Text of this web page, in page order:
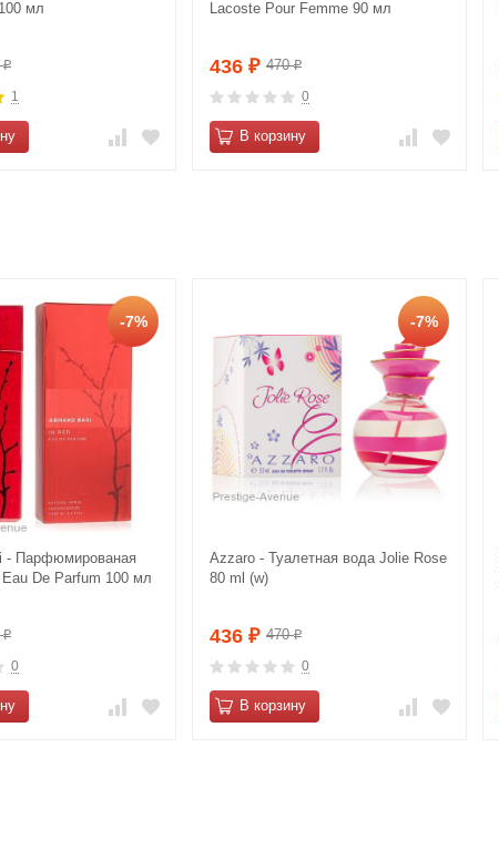
мл
₽
1
Lacoste Pour Femme 90 мл
436 ₽ 470₽
0
В корзину
-7%
- Парфюмированая
De Parfum 100 мл
₽
0
-7%
Azzaro - Туалетная вода Jolie Rose
80 ml (w)
436 ₽ 470₽
0
В корзину